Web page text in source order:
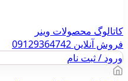
کاتالوگ محصولات وینر
فروش آنلاین 09129364742
ورود / ثبت نام